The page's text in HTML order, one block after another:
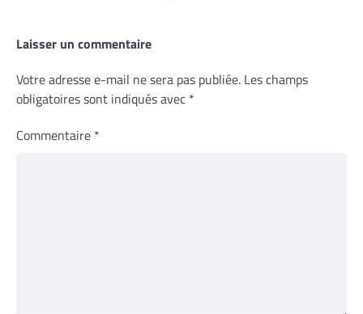
Laisser un commentaire
Votre adresse e-mail ne sera pas publiée. Les champs
obligatoires sont indiqués avec *
Commentaire *